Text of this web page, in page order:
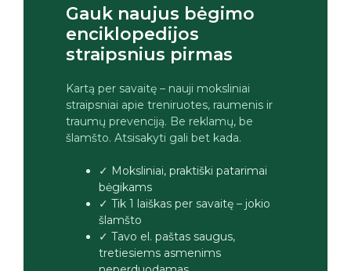
Gauk naujus bėgimo
enciklopedijos
straipsnius pirmas
Kartą per savaitę – nauji moksliniai
straipsniai apie treniruotes, raumenis ir
traumų prevenciją. Be reklamų, be
šlamšto. Atsisakyti gali bet kada.
✓ Moksliniai, praktiški patarimai
bėgikams
✓ Tik 1 laiškas per savaitę – jokio
šlamšto
✓ Tavo el. paštas saugus,
tretiesiems asmenims